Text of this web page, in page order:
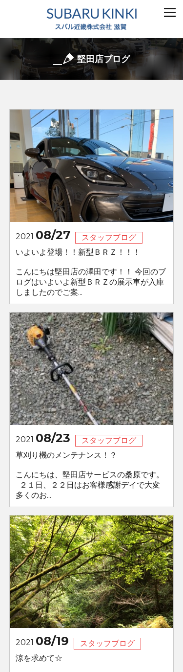
堅田店ブログ
2021 08/27
スタッフブログ
いよいよ登場！！新型ＢＲＺ！！！
こんにちは堅田店の澤田です！！ 今回のブ
ログはいよいよ新型ＢＲＺの展示車が入庫
しましたのでご案...
2021 08/23
スタッフブログ
草刈り機のメンテナンス！？
こんにちは、堅田店サービスの桑原です。
２１日、２２日はお客様感謝デイで大変
多くのお...
2021 08/19
スタッフブログ
涼を求めて☆